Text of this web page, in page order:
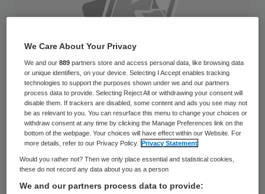
Fornix Biosciences in Lelystad, de
voormalige producent van allergiemiddelen,
heeft vorig jaar wellicht te vroeg zijn
We Care About Your Privacy
We and our889 partners store and access personal data, like browsing data
or unique identifiers, on your device. Selecting I Accept enables tracking
technologies to support the purposes shown under we and our partners
process data to provide. Selecting Reject All or withdrawing your consent will
disable them. If trackers are disabled, some content and ads you see may not
be as relevant to you. You can resurface this menu to change your choices or
withdraw consent at any time by clicking the Manage Preferences link on the
bottom of the webpage. Your choices will have effect within our Website. For
more details, refer to our Privacy Policy.
Privacy Statement
Would you rather not? Then we only place essential and statistical cookies,
these do not record any data about you as a person
We and our partners process data to provide: